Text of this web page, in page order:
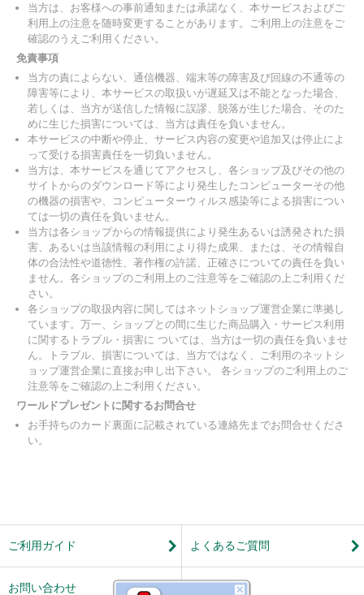
当方は、お客様への事前通知または承諾なく、本サービスおよびご
利用上の注意を随時変更することがあります。ご利用上の注意をご
確認のうえご利用ください。
免責事項
当方の責によらない、通信機器、端末等の障害及び回線の不通等の
障害等により、本サービスの取扱いが遅延又は不能となった場合、
若しくは、当方が送信した情報に誤謬、脱落が生じた場合、そのた
めに生じた損害については、当方は責任を負いません。
本サービスの中断や停止、サービス内容の変更や追加又は停止によ
って受ける損害責任を一切負いません。
当方は、本サービスを通じてアクセスし、各ショップ及びその他の
サイトからのダウンロード等により発生したコンピューターその他
の機器の損害や、コンピューターウィルス感染等による損害につい
ては一切の責任を負いません。
当方は各ショップからの情報提供により発生あるいは誘発された損
害、あるいは当該情報の利用により得た成果、または、その情報自
体の合法性や道徳性、著作権の許諾、正確さについての責任を負い
ません。各ショップのご利用上のご注意等をご確認の上ご利用くだ
さい。
各ショップの取扱内容に関してはネットショップ運営企業に準拠し
ています。万一、ショップとの間に生じた商品購入・サービス利用
に関するトラブル・損害に ついては、当方は一切の責任を負いませ
ん。トラブル、損害については、当方ではなく、ご利用のネットシ
ョップ運営企業に直接お申し出下さい。 各ショップのご利用上のご
注意等をご確認の上ご利用ください。
ワールドプレゼントに関するお問合せ
お手持ちのカード裏面に記載されている連絡先までお問合せくださ
い。
ご利用ガイド よくあるご質問
お問い合わせ